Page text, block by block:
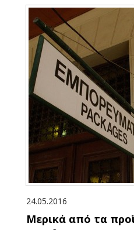
24.05.2016
Μερικά από τα